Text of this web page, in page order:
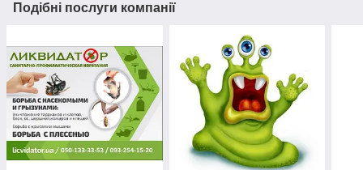
Подібні послуги компанії